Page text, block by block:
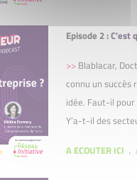
Episode 2 :C'est
>> Blablacar,
connu un succès
idée. Faut-il
Y’a-t-il des
A ECOUTER ICI .